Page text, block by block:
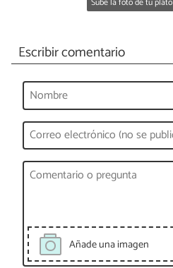
Escribir comentario
Añade una imagen